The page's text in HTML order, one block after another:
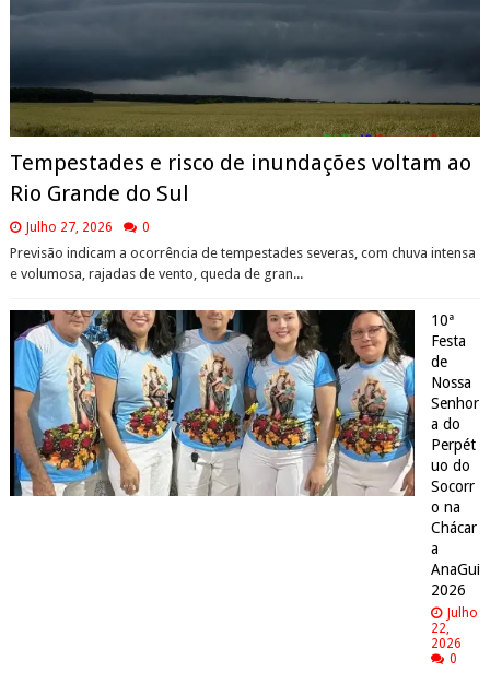
Tempestades e risco de inundações voltam ao
Rio Grande do Sul
Julho 27, 2026 0
Previsão indicam a ocorrência de tempestades severas, com chuva intensa
e volumosa, rajadas de vento, queda de gran...
10ª
Festa
de
Nossa
Senhor
a do
Perpét
uo do
Socorr
o na
Chácar
a
AnaGui
2026
Julho
22,
2026
0